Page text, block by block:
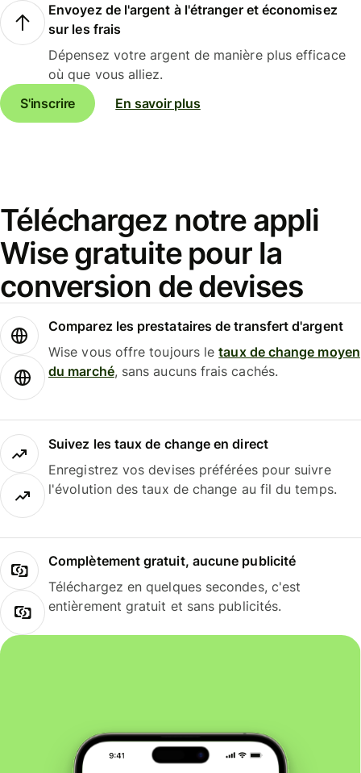
Envoyez de l'argent à l'étranger et économisez
sur les frais
Dépensez votre argent de manière plus efficace
où que vous alliez.
S'inscrire
En savoir plus
Téléchargez notre appli
Wise gratuite pour la
conversion de devises
Comparez les prestataires de transfert d'argent
Wise vous offre toujours letaux de change moyen
du marché, sans aucuns frais cachés.
Suivez les taux de change en direct
Enregistrez vos devises préférées pour suivre
l'évolution des taux de change au fil du temps.
Complètement gratuit, aucune publicité
Téléchargez en quelques secondes, c'est
entièrement gratuit et sans publicités.